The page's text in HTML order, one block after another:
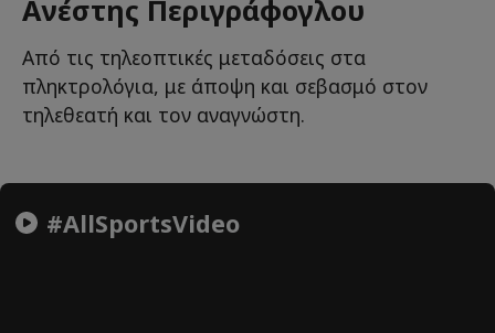
Ανέστης Περιγράφογλου
Από τις τηλεοπτικές μεταδόσεις στα
πληκτρολόγια, με άποψη και σεβασμό στον
τηλεθεατή και τον αναγνώστη.
#AllSportsVideo